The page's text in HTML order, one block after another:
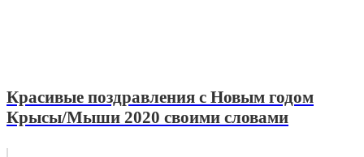
Красивые поздравления с Новым годом
Крысы/Мыши 2020 своими словами